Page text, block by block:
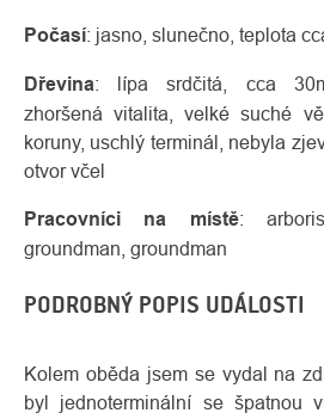
Počasí: jasno, slunečno, teplota
Dřevina: lípa srdčitá, cca
zhoršená vitalita, velké suché
koruny, uschlý terminál, nebyla
otvor včel
Pracovníci na místě:
groundman, groundman
PODROBNÝ POPIS UDÁLOSTI
Kolem oběda jsem se vydal na
byl jednoterminální se špatnou